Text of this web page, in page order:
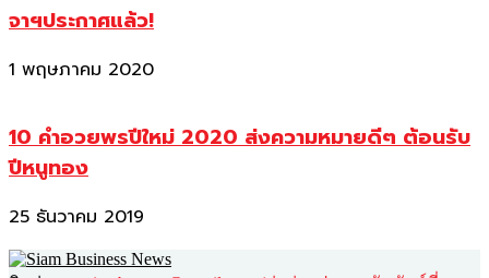
จาฯประกาศแล้ว!
1 พฤษภาคม 2020
10 คำอวยพรปีใหม่ 2020 ส่งความหมายดีๆ ต้อนรับ
ปีหนูทอง
25 ธันวาคม 2019